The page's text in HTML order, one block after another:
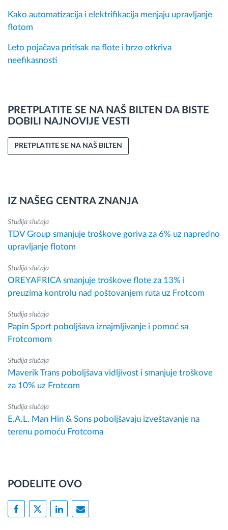
Kako automatizacija i elektrifikacija menjaju upravljanje
flotom
Leto pojačava pritisak na flote i brzo otkriva
neefikasnosti
PRETPLATITE SE NA NAŠ BILTEN DA BISTE
DOBILI NAJNOVIJE VESTI
PRETPLATITE SE NA NAŠ BILTEN
IZ NAŠEG CENTRA ZNANJA
Studija slučaja
TDV Group smanjuje troškove goriva za 6% uz napredno
upravljanje flotom
Studija slučaja
OREYAFRICA smanjuje troškove flote za 13% i
preuzima kontrolu nad poštovanjem ruta uz Frotcom
Studija slučaja
Papin Sport poboljšava iznajmljivanje i pomoć sa
Frotcomom
Studija slučaja
Maverik Trans poboljšava vidljivost i smanjuje troškove
za 10% uz Frotcom
Studija slučaja
E.A.L. Man Hin & Sons poboljšavaju izveštavanje na
terenu pomoću Frotcoma
PODELITE OVO